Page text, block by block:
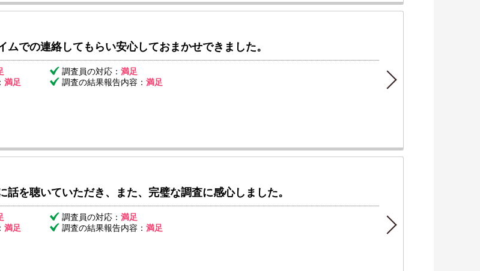
ムでの連絡してもらい安心しておまかせできました。
調査員の対応： 満足
満足 調査の結果報告内容： 満足
話を聴いていただき、また、完璧な調査に感心しました。
調査員の対応： 満足
満足 調査の結果報告内容： 満足